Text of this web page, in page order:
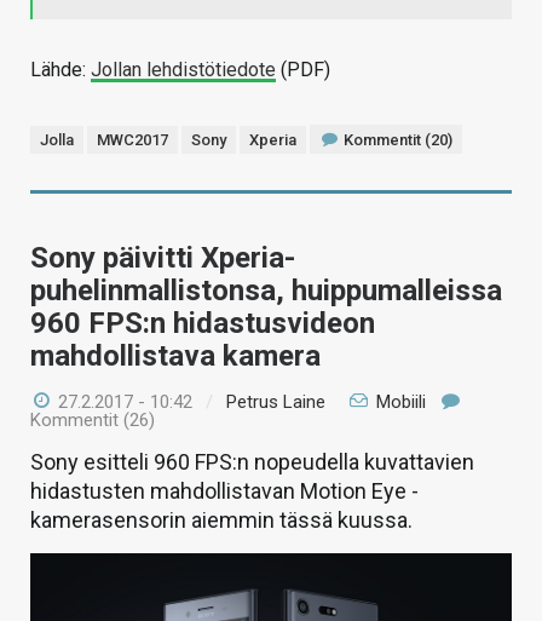
Lähde: Jollan lehdistötiedote (PDF)
Jolla MWC2017 Sony Xperia Kommentit (20)
Sony päivitti Xperia-
puhelinmallistonsa, huippumalleissa
960 FPS:n hidastusvideon
mahdollistava kamera
27.2.2017 - 10:42 / Petrus Laine
Mobiili
Kommentit (26)
Sony esitteli 960 FPS:n nopeudella kuvattavien
hidastusten mahdollistavan Motion Eye -
kamerasensorin aiemmin tässä kuussa.